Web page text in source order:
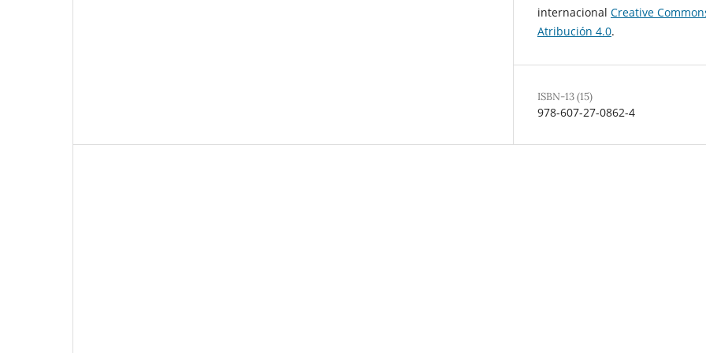
internacional Creative
Atribución 4.0.
ISBN-13 (15)
978-607-27-0862-4